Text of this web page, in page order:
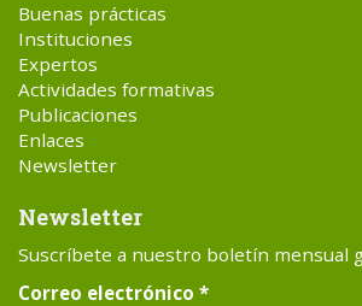
Buenas prácticas
Instituciones
Expertos
Actividades formativas
Publicaciones
Enlaces
Newsletter
Newsletter
Suscríbete a nuestro boletín mensual
Correo electrónico *